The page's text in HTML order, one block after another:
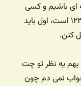
ای باشیم و کسی
بتونه کشف کنه که پسورد فعلی شما ۱۲۳۴۵۶ است، اول باید
کنن.
یه نظر تو چت
نمی دم چون